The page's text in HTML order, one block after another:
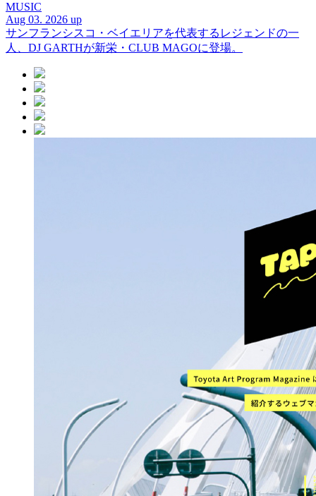
MUSIC
Aug 03. 2026 up
サンフランシスコ・ベイエリアを代表するレジェンドの一
人、DJ GARTHが新栄・CLUB MAGOに登場。